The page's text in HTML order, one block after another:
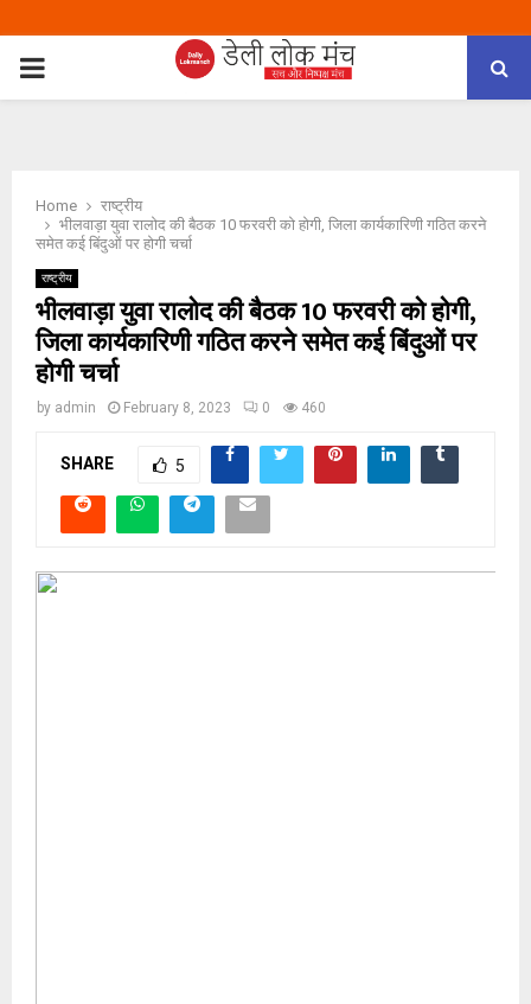
PRIMARY
Home
राष्ट्रीय
भीलवाड़ा युवा रालोद की बैठक 10 फरवरी को होगी, जिला कार्यकारिणी गठित करने
समेत कई बिंदुओं पर होगी चर्चा
राष्ट्रीय
भीलवाड़ा युवा रालोद की बैठक 10 फरवरी को होगी,
जिला कार्यकारिणी गठित करने समेत कई बिंदुओं पर
होगी चर्चा
by admin February 8, 2023 0 460
SHARE 5